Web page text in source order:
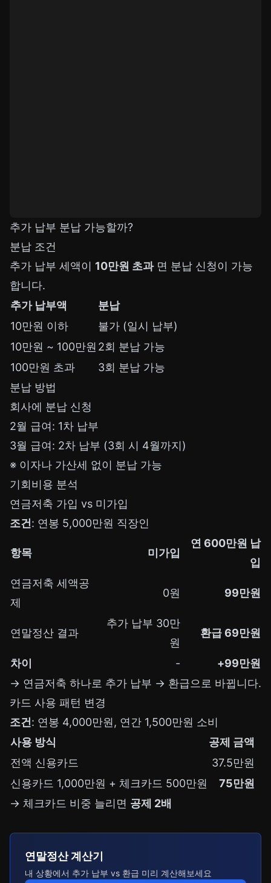
추가 납부 분납 가능할까?
분납 조건
추가 납부 세액이 10만원 초과면 분납 신청이 가능
합니다.
추가 납부액
분납
10만원 이하
불가 (일시 납부)
10만원 ~ 100만원 2회 분납 가능
100만원 초과
3회 분납 가능
분납 방법
회사에 분납 신청
2월 급여: 1차 납부
3월 급여: 2차 납부 (3회 시 4월까지)
※ 이자나 가산세 없이 분납 가능
기회비용 분석
연금저축 가입 vs 미가입
조건: 연봉 5,000만원 직장인
항목 미가입
연 600만원 납
입
연금저축 세액공
제
0원 99만원
연말정산 결과
추가 납부 30만
원
환급 69만원
차이 -
+99만원
→ 연금저축 하나로 추가 납부 → 환급으로 바뀝니다.
카드 사용 패턴 변경
조건: 연봉 4,000만원, 연간 1,500만원 소비
사용 방식
공제 금액
전액 신용카드
37.5만원
신용카드 1,000만원 + 체크카드 500만원
75만원
→ 체크카드 비중 늘리면 공제 2배
연말정산 계산기
내 상황에서 추가 납부 vs 환급 미리 계산해보세요